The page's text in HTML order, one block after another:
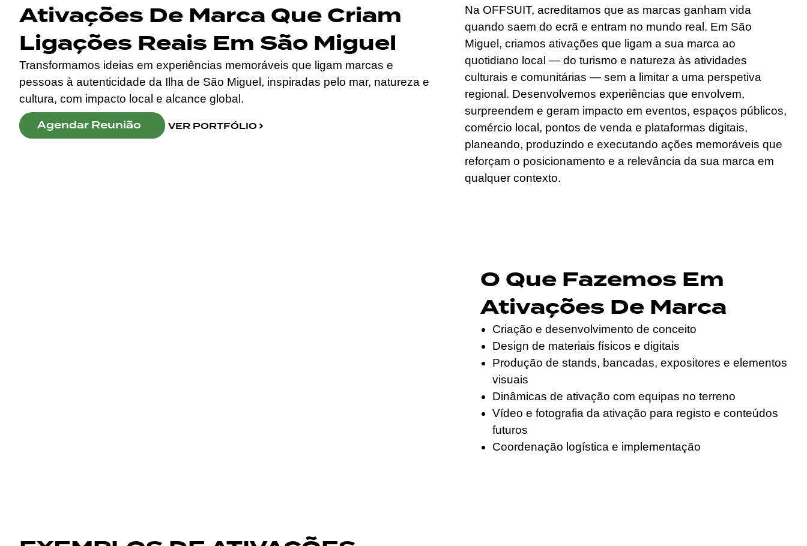
Ativações De Marca Que Criam
Ligações Reais Em São Miguel
Transformamos ideias em experiências memoráveis que ligam marcas e
pessoas à autenticidade da Ilha de São Miguel, inspiradas pelo mar, natureza e
cultura, com impacto local e alcance global.
Agendar Reunião VER PORTFÓLIO
Na OFFSUIT, acreditamos que as marcas ganham vida
quando saem do ecrã e entram no mundo real. Em São
Miguel, criamos ativações que ligam a sua marca ao
quotidiano local — do turismo e natureza às atividades
culturais e comunitárias — sem a limitar a uma perspetiva
regional. Desenvolvemos experiências que envolvem,
surpreendem e geram impacto em eventos, espaços públicos,
comércio local, pontos de venda e plataformas digitais,
planeando, produzindo e executando ações memoráveis que
reforçam o posicionamento e a relevância da sua marca em
qualquer contexto.
O Que Fazemos Em
Ativações De Marca
Criação e desenvolvimento de conceito
Design de materiais físicos e digitais
Produção de stands, bancadas, expositores e elementos
visuais
Dinâmicas de ativação com equipas no terreno
Vídeo e fotografia da ativação para registo e conteúdos
futuros
Coordenação logística e implementação